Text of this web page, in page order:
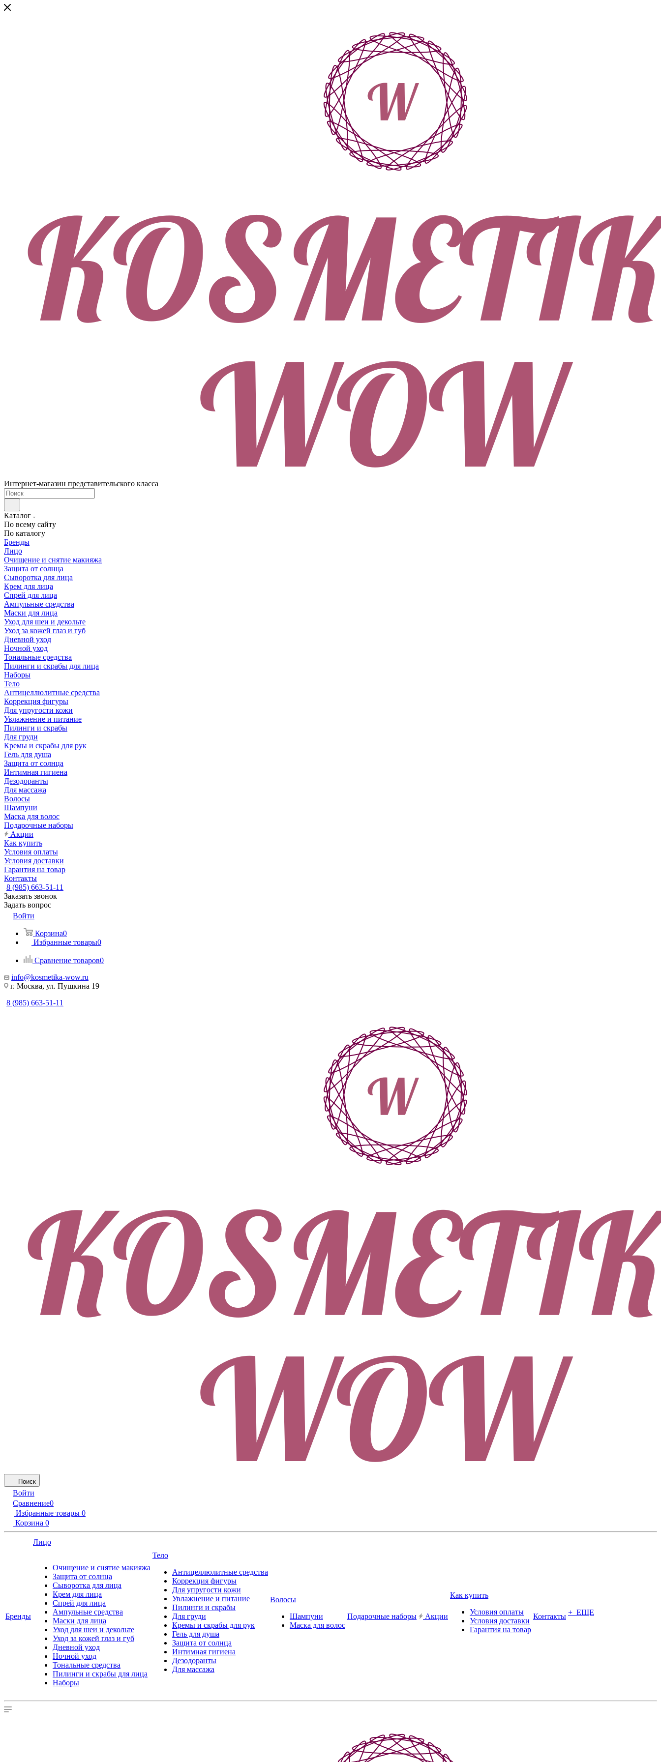
Интернет-магазин представительского класса
Каталог
По всему сайту
По каталогу
Бренды
Лицо
Очищение и снятие макияжа
Защита от солнца
Сыворотка для лица
Крем для лица
Спрей для лица
Ампульные средства
Маски для лица
Уход для шеи и декольте
Уход за кожей глаз и губ
Дневной уход
Ночной уход
Тональные средства
Пилинги и скрабы для лица
Наборы
Тело
Антицеллюлитные средства
Коррекция фигуры
Для упругости кожи
Увлажнение и питание
Пилинги и скрабы
Для груди
Кремы и скрабы для рук
Гель для душа
Защита от солнца
Интимная гигиена
Дезодоранты
Для массажа
Волосы
Шампуни
Маска для волос
Подарочные наборы
Акции
Как купить
Условия оплаты
Условия доставки
Гарантия на товар
Контакты
8 (985) 663-51-11
Заказать звонок
Задать вопрос
Войти
Корзина0
Избранные товары0
Сравнение товаров0
info@kosmetika-wow.ru
г. Москва, ул. Пушкина 19
8 (985) 663-51-11
Поиск
Войти
Сравнение0
Избранные товары 0
Корзина 0
Бренды
Лицо
Очищение и снятие макияжа
Защита от солнца
Сыворотка для лица
Крем для лица
Спрей для лица
Ампульные средства
Маски для лица
Уход для шеи и декольте
Уход за кожей глаз и губ
Дневной уход
Ночной уход
Тональные средства
Пилинги и скрабы для лица
Наборы
Тело
Антицеллюлитные средства
Коррекция фигуры
Для упругости кожи
Увлажнение и питание
Пилинги и скрабы
Для груди
Кремы и скрабы для рук
Гель для душа
Защита от солнца
Интимная гигиена
Дезодоранты
Для массажа
Волосы
Шампуни
Маска для волос
Подарочные наборы Акции
Как купить
Условия оплаты
Условия доставки
Гарантия на товар
Контакты + ЕЩЕ